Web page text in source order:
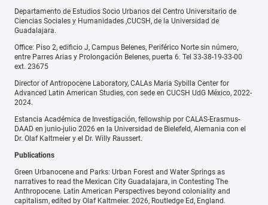
Departamento de Estudios Socio Urbanos del Centro Universitario de
Ciencias Sociales y Humanidades ,CUCSH, de la Universidad de
Guadalajara.
Office: Piso 2, edificio J, Campus Belenes, Periférico Norte sin número,
entre Parres Arias y Prolongación Belenes, puerta 6. Tel 33-38-19-33-00
ext. 23675
Director of Antropocene Laboratory, CALAs Maria Sybilla Center for
Advanced Latin American Studies, con sede en CUCSH UdG México, 2022-
2024.
Estancia Académica de Investigación, fellowship por CALAS-Erasmus-
DAAD en junio-julio 2026 en la Universidad de Bielefeld, Alemania con el
Dr. Olaf Kaltmeier y el Dr. Willy Raussert.
Publications
Green Urbanocene and Parks: Urban Forest and Water Springs as
narratives to read the Mexican City Guadalajara, in Contesting The
Anthropocene. Latin American Perspectives beyond coloniality and
capitalism, edited by Olaf Kaltmeier. 2026, Routledge Ed, England.